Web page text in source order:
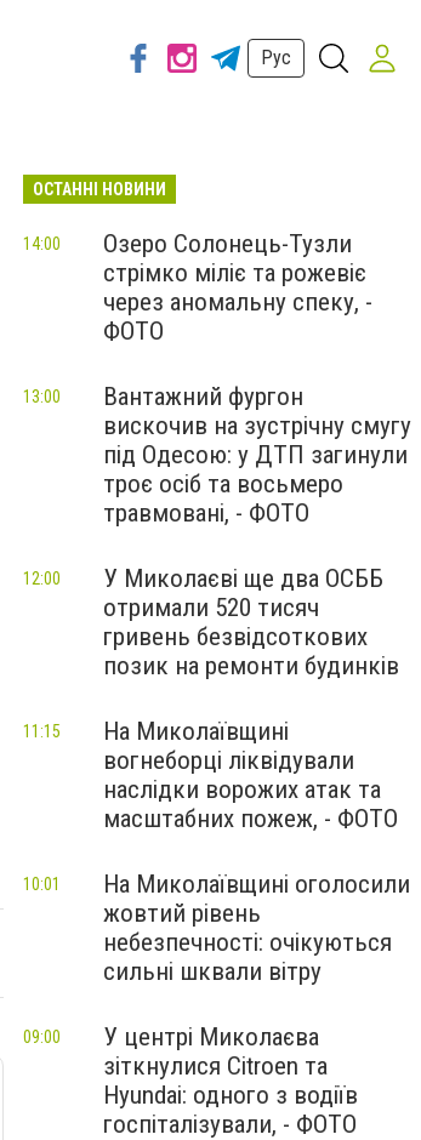
Рус
ОСТАННІ НОВИНИ
Озеро Солонець-Тузли
стрімко міліє та рожевіє
через аномальну спеку, -
ФОТО
14:00
Вантажний фургон
вискочив на зустрічну смугу
під Одесою: у ДТП загинули
троє осіб та восьмеро
травмовані, - ФОТО
13:00
У Миколаєві ще два ОСББ
отримали 520 тисяч
гривень безвідсоткових
позик на ремонти будинків
12:00
На Миколаївщині
вогнеборці ліквідували
наслідки ворожих атак та
масштабних пожеж, - ФОТО
11:15
На Миколаївщині оголосили
жовтий рівень
небезпечності: очікуються
сильні шквали вітру
10:01
У центрі Миколаєва
зіткнулися Citroen та
Hyundai: одного з водіїв
госпіталізували, - ФОТО
09:00